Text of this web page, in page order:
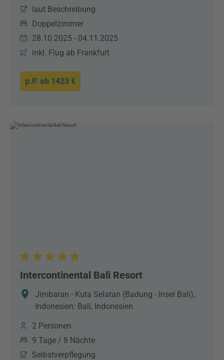
laut Beschreibung
Doppelzimmer
28.10.2025 - 04.11.2025
inkl. Flug ab Frankfurt
p.P. ab 1423 €
Intercontinental Bali Resort
Jimbaran - Kuta Selatan (Badung - Insel Bali),
Indonesien: Bali, Indonesien
2 Personen
9 Tage / 8 Nächte
Selbstverpflegung